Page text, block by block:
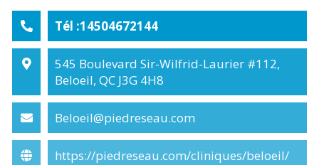
Tél :14504672144
545 Boulevard Sir-Wilfrid-Laurier #112,
Beloeil, QC J3G 4H8
Beloeil@piedreseau.com
https://piedreseau.com/cliniques/beloeil/